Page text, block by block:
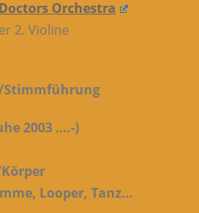
Orchestra
2. Violine
Stimmführung
2003 ….-)
Looper, Tanz…